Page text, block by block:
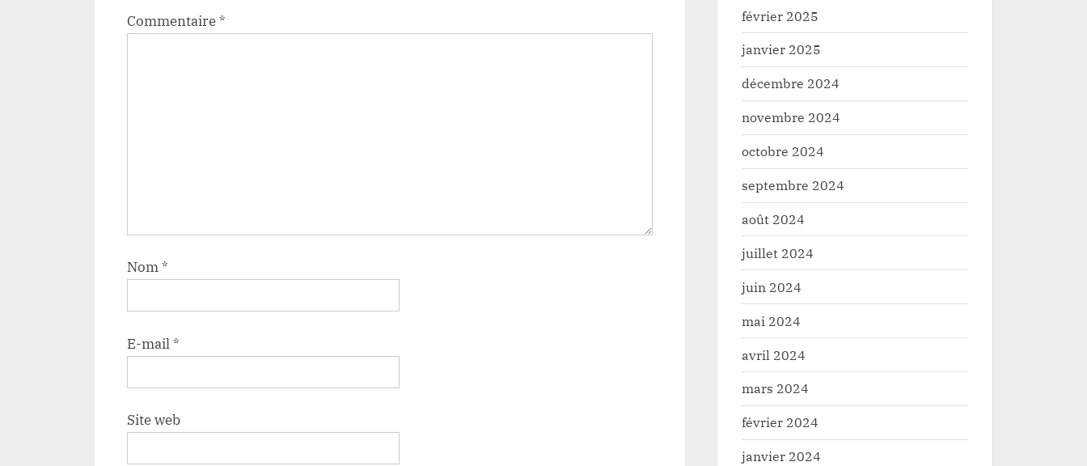
Commentaire*
Nom*
E-mail*
Site web
février 2025
janvier 2025
décembre 2024
novembre 2024
octobre 2024
septembre 2024
août 2024
juillet 2024
juin 2024
mai 2024
avril 2024
mars 2024
février 2024
janvier 2024